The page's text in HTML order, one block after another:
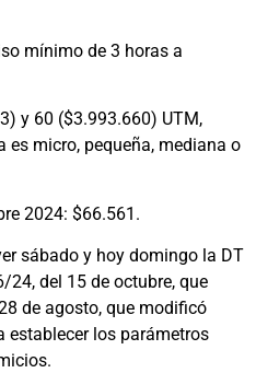
mínimo de 3 horas a
y 60 ($3.993.660) UTM,
es micro, pequeña, mediana o
2024: $66.561.
sábado y hoy domingo la DT
24, del 15 de octubre, que
de agosto, que modificó
establecer los parámetros